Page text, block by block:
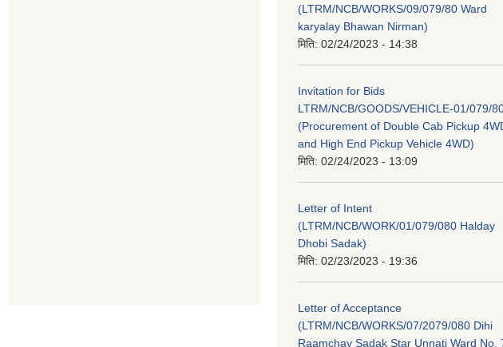
(LTRM/NCB/WORKS/09/079/80 Ward
karyalay Bhawan Nirman)
मिति: 02/24/2023 - 14:38
Invitation for Bids
LTRM/NCB/GOODS/VEHICLE-01/079/
(Procurement of Double Cab Pickup
and High End Pickup Vehicle 4WD)
मिति: 02/24/2023 - 13:09
Letter of Intent
(LTRM/NCB/WORK/01/079/080 Halday
Dhobi Sadak)
मिति: 02/23/2023 - 19:36
Letter of Acceptance
(LTRM/NCB/WORKS/07/2079/080 Dihi
Raamchay Sadak Star Unnati Ward No.